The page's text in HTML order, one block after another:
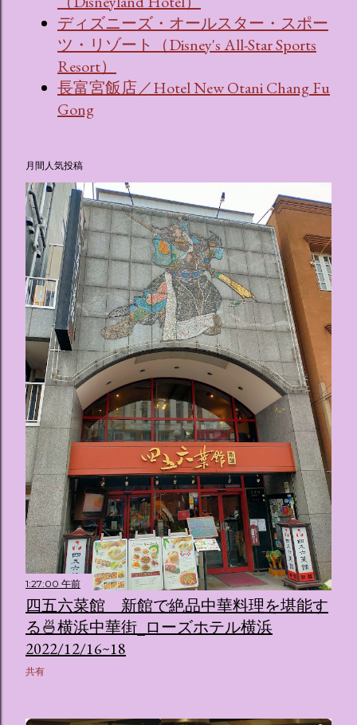
ディズニーズ・オールスター・スポー
ツ・リゾート（Disney's All-Star Sports
Resort）
長富宮飯店／Hotel New Otani Chang Fu
Gong
月間人気投稿
1:27:00 午前
四五六菜館 新館で絶品中華料理を堪能す
る🍜横浜中華街_ローズホテル横浜
2022/12/16~18
共有